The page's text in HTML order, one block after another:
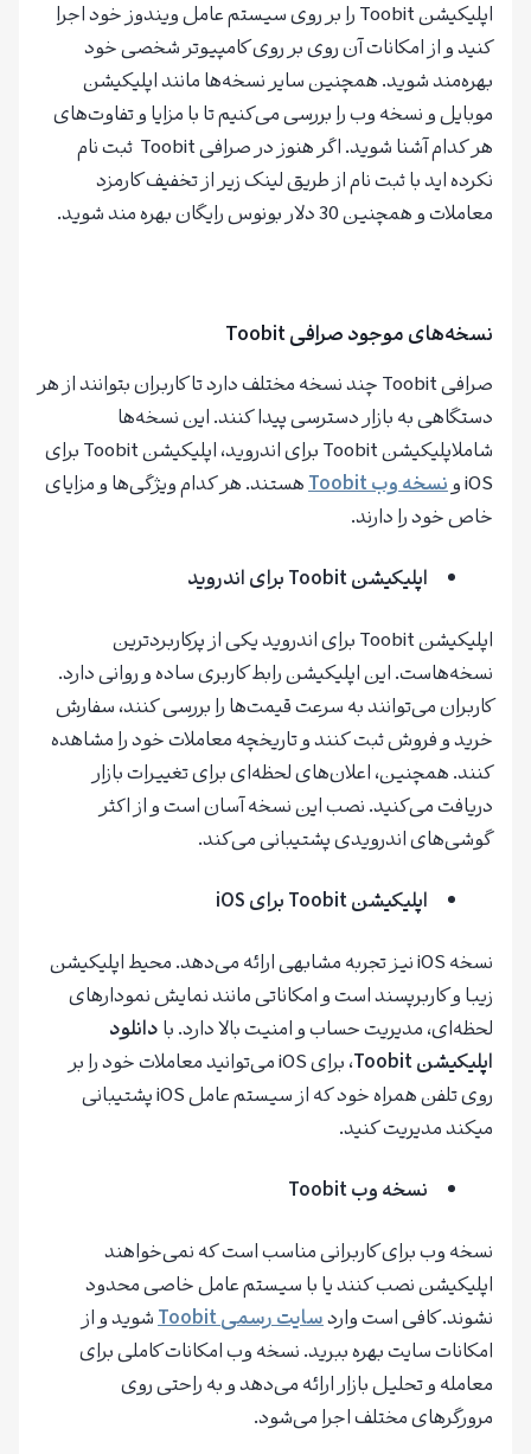
اپلیکیشن Toobit را بر روی سیستم عامل ویندوز خود اجرا
کنید و از امکانات آن روی بر روی کامپیوتر شخصی خود
بهره‌مند شوید. همچنین سایر نسخه‌ها مانند اپلیکیشن
موبایل و نسخه وب را بررسی می‌کنیم تا با مزایا و تفاوت‌های
هر کدام آشنا شوید. اگر هنوز در صرافی Toobit ثبت نام
نکرده اید با ثبت نام از طریق لینک زیر از تخفیف کارمزد
معاملات و همچنین 30 دلار بونوس رایگان بهره مند شوید.
نسخه‌های موجود صرافی Toobit
صرافی Toobit چند نسخه مختلف دارد تا کاربران بتوانند از هر
دستگاهی به بازار دسترسی پیدا کنند. این نسخه‌ها
شاملاپلیکیشن Toobit برای اندروید، اپلیکیشن Toobit برای
iOS و نسخه وبToobit
هستند. هر کدام ویژگی‌ها و مزایای
خاص خود را دارند.
اپلیکیشن
برای اندروید
اپلیکیشن Toobit برای اندروید یکی از پرکاربردترین
نسخه‌هاست. این اپلیکیشن رابط کاربری ساده و روانی دارد.
کاربران می‌توانند به سرعت قیمت‌ها را بررسی کنند، سفارش
خرید و فروش ثبت کنند و تاریخچه معاملات خود را مشاهده
کنند. همچنین، اعلان‌های لحظه‌ای برای تغییرات بازار
دریافت می‌کنید. نصب این نسخه آسان است و از اکثر
گوشی‌های اندرویدی پشتیبانی می‌کند.
اپلیکیشن
برای
نسخه iOS نیز تجربه مشابهی ارائه می‌دهد. محیط اپلیکیشن
زیبا و کاربرپسند است و امکاناتی مانند نمایش نمودارهای
لحظه‌ای، مدیریت حساب و امنیت بالا دارد. بادانلود
اپلیکیشن
، برای iOS می‌توانید معاملات خود را بر
روی تلفن همراه خود که از سیستم عامل iOS پشتیبانی
میکند مدیریت کنید.
نسخه وب
نسخه وب برای کاربرانی مناسب است که نمی‌خواهند
اپلیکیشن نصب کنند یا با سیستم عامل خاصی محدود
نشوند. کافی است واردسایت رسمیToobit
شوید و از
امکانات سایت بهره ببرید. نسخه وب امکانات کاملی برای
معامله و تحلیل بازار ارائه می‌دهد و به راحتی روی
مرورگرهای مختلف اجرا می‌شود.